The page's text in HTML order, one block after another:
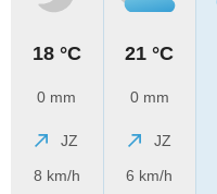
18 °C
0 mm
JZ
8 km/h
21 °C
0 mm
JZ
6 km/h